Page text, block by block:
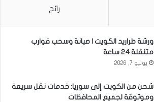
رائج
ورشة طراريد الكويت | صيانة وسحب قوارب
متنقلة 24 ساعة
يونيو 7, 2026
شحن من الكويت إلى سوريا: خدمات نقل سريعة
وموثوقة لجميع المحافظات